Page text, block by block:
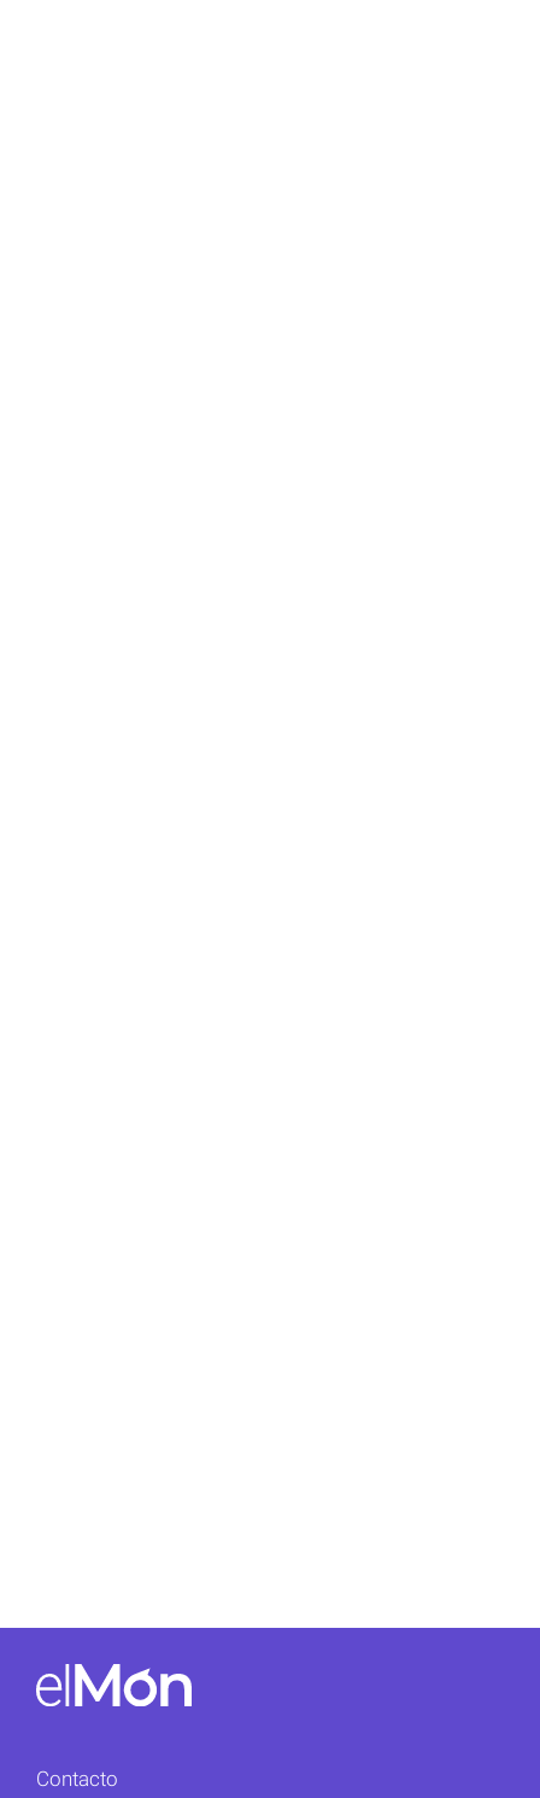
Contacto